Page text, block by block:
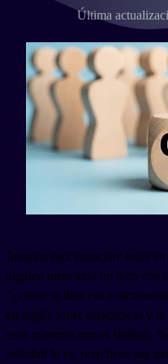
Última
Imagina esta situación: estás
alguien menciona un dato con
"¿cómo se dice eso
en inglés sobre estadísticas y
esos números con el símbolo
realidad lo es, pero tiene sus